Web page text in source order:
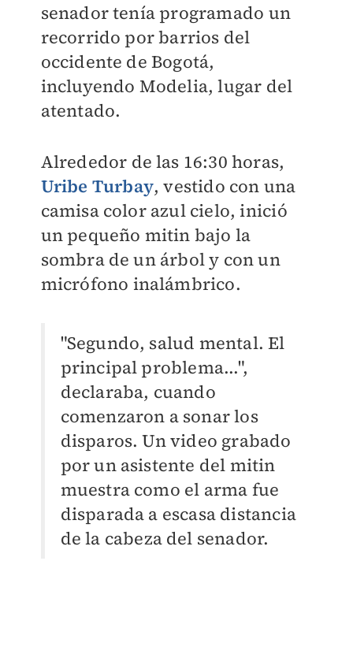
senador tenía programado un
recorrido por barrios del
occidente de Bogotá,
incluyendo Modelia, lugar del
atentado.
Alrededor de las 16:30 horas,
Uribe Turbay, vestido con una
camisa color azul cielo, inició
un pequeño mitin bajo la
sombra de un árbol y con un
micrófono inalámbrico.
"Segundo, salud mental. El
principal problema...",
declaraba, cuando
comenzaron a sonar los
disparos. Un video grabado
por un asistente del mitin
muestra como el arma fue
disparada a escasa distancia
de la cabeza del senador.